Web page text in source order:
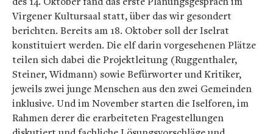
Virgener Kultursaal statt, über das wir gesondert
berichten. Bereits am 18. Oktober soll der Iselrat
konstituiert werden. Die elf darin vorgesehenen Plätze
teilen sich dabei die Projektleitung (Ruggenthaler,
Steiner, Widmann) sowie Befürworter und Kritiker,
jeweils zwei junge Menschen aus den zwei Gemeinden
inklusive. Und im November starten die Iselforen, im
Rahmen derer die erarbeiteten Fragestellungen